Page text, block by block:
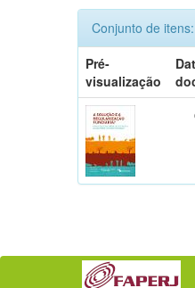
Conjunto de itens:
Pré-
visualização